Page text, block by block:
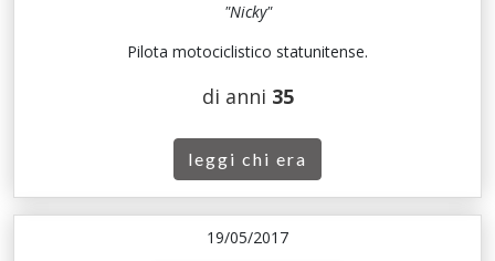
"Nicky"
Pilota motociclistico statunitense.
di anni 35
leggi chi era
19/05/2017